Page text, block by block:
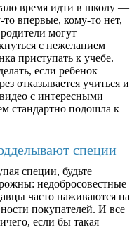
время идти в школу —
то впервые, кому-то нет,
могут
с нежеланием
приступать к учебе.
если ребенок
отказывается учиться и
с интересными
стандартно подошла к
специи
специи, будьте
недобросовестные
часто наживаются на
покупателей. И все
если бы такая